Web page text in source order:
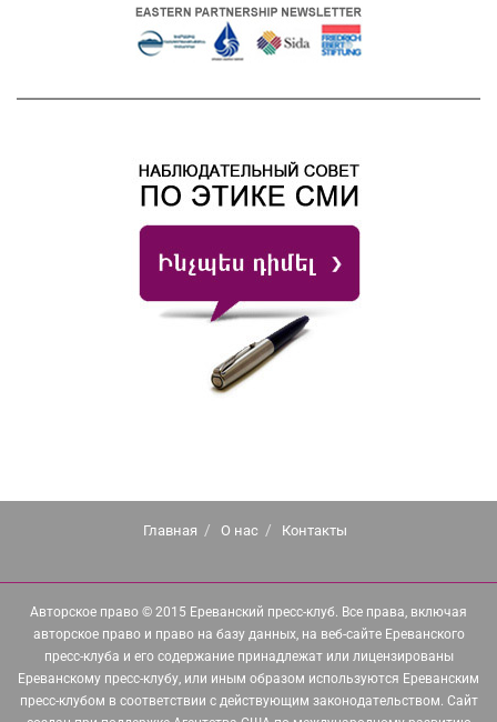
Главная О нас Контакты
Авторское право © 2015 Ереванский пресс-клуб. Все права, включая
авторское право и право на базу данных, на веб-сайте Ереванского
пресс-клуба и его содержание принадлежат или лицензированы
Ереванскому пресс-клубу, или иным образом используются Ереванским
пресс-клубом в соответствии с действующим законодательством. Сайт